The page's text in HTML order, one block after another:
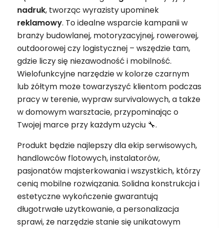
nadruk, tworząc wyrazisty upominek
reklamowy. To idealne wsparcie kampanii w
branży budowlanej, motoryzacyjnej, rowerowej,
outdoorowej czy logistycznej – wszędzie tam,
gdzie liczy się niezawodność i mobilność.
Wielofunkcyjne narzędzie w kolorze czarnym
lub żółtym może towarzyszyć klientom podczas
pracy w terenie, wypraw survivalowych, a także
w domowym warsztacie, przypominając o
Twojej marce przy każdym użyciu 🔧.
Produkt będzie najlepszy dla ekip serwisowych,
handlowców flotowych, instalatorów,
pasjonatów majsterkowania i wszystkich, którzy
cenią mobilne rozwiązania. Solidna konstrukcja i
estetyczne wykończenie gwarantują
długotrwałe użytkowanie, a personalizacja
sprawi, że narzędzie stanie się unikatowym